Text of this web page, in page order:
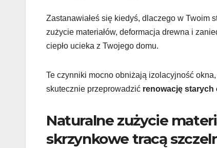
Zastanawiałeś się kiedyś, dlaczego w Twoim
zużycie materiałów, deformacja drewna i
ciepło ucieka z Twojego domu.
Te czynniki mocno obniżają izolacyjność
skutecznie przeprowadzić renowację
Naturalne zużycie
skrzynkowe tracą